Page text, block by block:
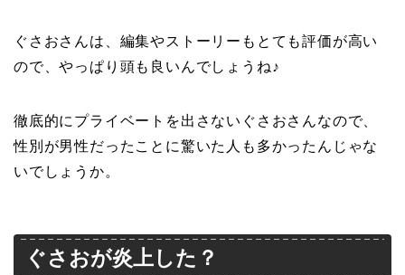
ぐさおさんは、編集やストーリーもとても評価が高い
ので、やっぱり頭も良いんでしょうね♪
徹底的にプライベートを出さないぐさおさんなので、
性別が男性だったことに驚いた人も多かったんじゃな
いでしょうか。
ぐさおが炎上した？